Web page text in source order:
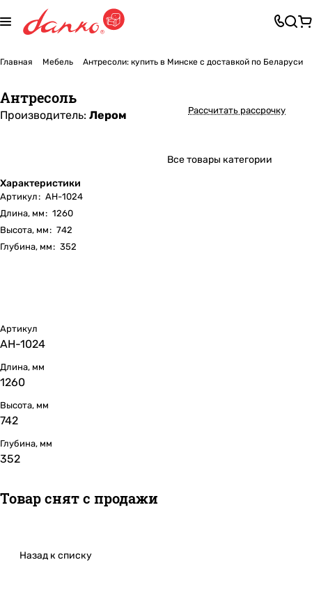
Главная Мебель Антресоли: купить в Минске с доставкой по Беларуси
Антресоль
Производитель: Лером
Характеристики
Артикул: АН-1024
Длина, мм: 1260
Высота, мм: 742
Глубина, мм: 352
Рассчитать рассрочку
Все товары категории
Артикул
АН-1024
Длина, мм
1260
Высота, мм
742
Глубина, мм
352
Товар снят с продажи
Назад к списку